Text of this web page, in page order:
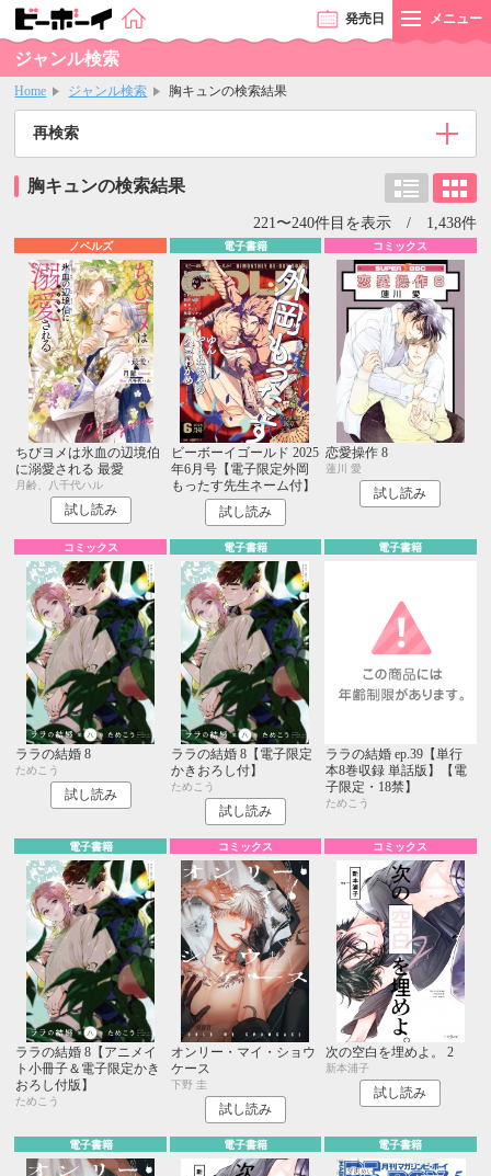
発売日 メニュー
ジャンル検索
Home ジャンル検索 胸キュンの検索結果
再検索
胸キュンの検索結果
221〜240件目を表示 / 1,438件
ノベルズ
ちびヨメは氷血の辺境伯
に溺愛される 最愛
月齢、八千代ハル
試し読み
電子書籍
ビーボーイゴールド 2025
年6月号【電子限定外岡
もったす先生ネーム付】
試し読み
コミックス
恋愛操作 8
蓮川 愛
試し読み
コミックス
ララの結婚 8
ためこう
試し読み
電子書籍
ララの結婚 8【電子限定
かきおろし付】
ためこう
試し読み
電子書籍
ララの結婚 ep.39【単行
本8巻収録 単話版】【電
子限定・18禁】
ためこう
電子書籍
ララの結婚 8【アニメイ
ト小冊子＆電子限定かき
おろし付版】
ためこう
コミックス
オンリー・マイ・ショウ
ケース
下野 圭
試し読み
コミックス
次の空白を埋めよ。 2
新本浦子
試し読み
電子書籍 電子書籍 電子書籍